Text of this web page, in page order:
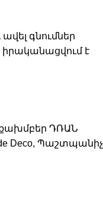
գնումներ
իրականացվում է
ԴՌԱՆ
Deco, Պաշտպանիչ